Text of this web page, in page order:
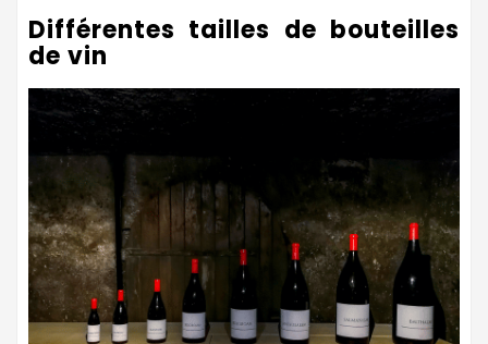
Différentes tailles de bouteilles
de vin